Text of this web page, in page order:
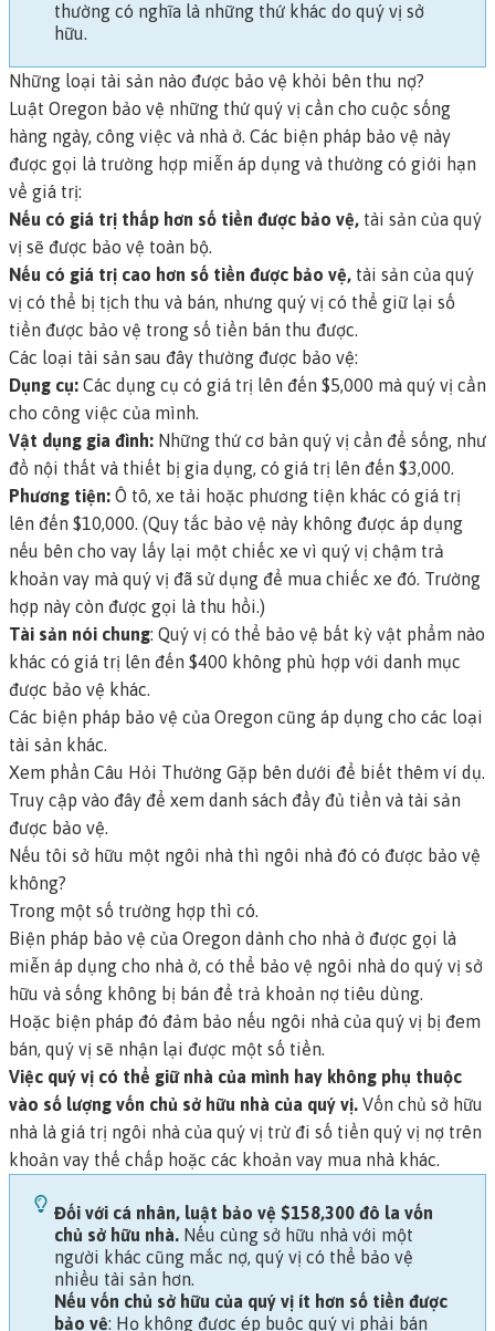
thường có nghĩa là những thứ khác do quý vị sở
hữu.
Những loại tài sản nào được bảo vệ khỏi bên thu nợ?
Luật Oregon bảo vệ những thứ quý vị cần cho cuộc sống
hàng ngày, công việc và nhà ở. Các biện pháp bảo vệ này
được gọi là trường hợp miễn áp dụng và thường có giới hạn
về giá trị:
Nếu có giá trị thấp hơn số tiền được bảo vệ, tài sản của quý
vị sẽ được bảo vệ toàn bộ.
Nếu có giá trị cao hơn số tiền được bảo vệ, tài sản của quý
vị có thể bị tịch thu và bán, nhưng quý vị có thể giữ lại số
tiền được bảo vệ trong số tiền bán thu được.
Các loại tài sản sau đây thường được bảo vệ:
Dụng cụ: Các dụng cụ có giá trị lên đến $5,000 mà quý vị cần
cho công việc của mình.
Vật dụng gia đình: Những thứ cơ bản quý vị cần để sống, như
đồ nội thất và thiết bị gia dụng, có giá trị lên đến $3,000.
Phương tiện: Ô tô, xe tải hoặc phương tiện khác có giá trị
lên đến $10,000. (Quy tắc bảo vệ này không được áp dụng
nếu bên cho vay lấy lại một chiếc xe vì quý vị chậm trả
khoản vay mà quý vị đã sử dụng để mua chiếc xe đó. Trường
hợp này còn được gọi là thu hồi.)
Tài sản nói chung: Quý vị có thể bảo vệ bất kỳ vật phẩm nào
khác có giá trị lên đến $400 không phù hợp với danh mục
được bảo vệ khác.
Các biện pháp bảo vệ của Oregon cũng áp dụng cho các loại
tài sản khác.
Xem phần Câu Hỏi Thường Gặp bên dưới để biết thêm ví dụ.
Truy cập vào đây để xem danh sách đầy đủ tiền và tài sản
được bảo vệ.
Nếu tôi sở hữu một ngôi nhà thì ngôi nhà đó có được bảo vệ
không?
Trong một số trường hợp thì có.
Biện pháp bảo vệ của Oregon dành cho nhà ở được gọi là
miễn áp dụng cho nhà ở, có thể bảo vệ ngôi nhà do quý vị sở
hữu và sống không bị bán để trả khoản nợ tiêu dùng.
Hoặc biện pháp đó đảm bảo nếu ngôi nhà của quý vị bị đem
bán, quý vị sẽ nhận lại được một số tiền.
Việc quý vị có thể giữ nhà của mình hay không phụ thuộc
vào số lượng vốn chủ sở hữu nhà của quý vị. Vốn chủ sở hữu
nhà là giá trị ngôi nhà của quý vị trừ đi số tiền quý vị nợ trên
khoản vay thế chấp hoặc các khoản vay mua nhà khác.
Đối với cá nhân, luật bảo vệ $158,300 đô la vốn
chủ sở hữu nhà. Nếu cùng sở hữu nhà với một
người khác cũng mắc nợ, quý vị có thể bảo vệ
nhiều tài sản hơn.
Nếu vốn chủ sở hữu của quý vị ít hơn số tiền được
bảo vệ: Họ không được ép buộc quý vị phải bán